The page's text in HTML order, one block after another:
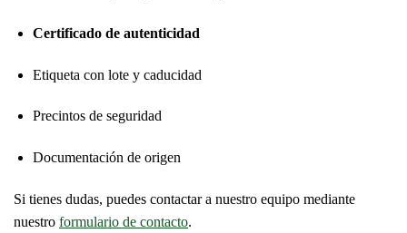
Certificado de autenticidad
Etiqueta con lote y caducidad
Precintos de seguridad
Documentación de origen
Si tienes dudas, puedes contactar a nuestro equipo mediante
nuestro formulario de contacto.